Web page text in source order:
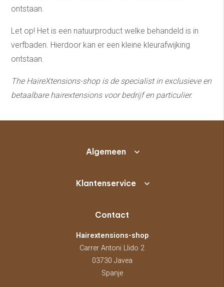
ontstaan.
Let op! Het is een natuurproduct welke behandeld is in
verfbaden. Hierdoor kan er een kleine kleurafwijking
ontstaan.
The HaireXtensions-shop is de specialist in exclusieve en
betaalbare hairextensions voor bedrijf en particulier.
Algemeen
Klantenservice
Contact
Hairextensions-shop
Carrer Antoni Llido 2
03730 Javea
Spanje